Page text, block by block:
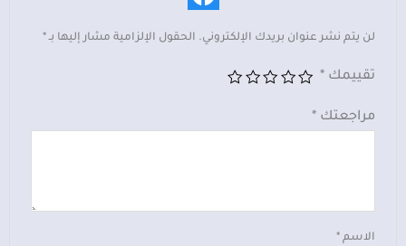
لن يتم نشر عنوان بريدك الإلكتروني. الحقول الإلزامية مشار إليها بـ*
تقييمك *
مراجعتك *
الاسم*